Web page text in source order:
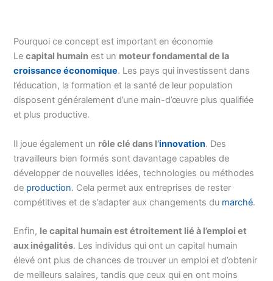
Pourquoi ce concept est important en économie
Lecapital humain est un moteur fondamental de la
croissance économique. Les pays qui investissent dans
l’éducation, la formation et la santé de leur population
disposent généralement d’une main-d’œuvre plus qualifiée
et plus productive.
Il joue également un rôle clé dans l’innovation. Des
travailleurs bien formés sont davantage capables de
développer de nouvelles idées, technologies ou méthodes
de production. Cela permet aux entreprises de rester
compétitives et de s’adapter aux changements du marché.
Enfin, le capital humain est étroitement lié à l’emploi et
aux inégalités. Les individus qui ont un capital humain
élevé ont plus de chances de trouver un emploi et d’obtenir
de meilleurs salaires, tandis que ceux qui en ont moins